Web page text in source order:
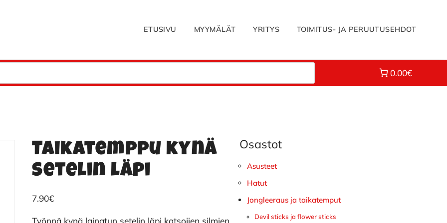
ETUSIVU MYYMÄLÄT YRITYS TOIMITUS- JA PERUUTUSEHDOT
0.00€
Taikatemppu kynä
setelin läpi
7.90€
Työnnä kynä lainatun setelin läpi katsojien silmien
Ensisijainen
sivupalkki
Osastot
Asusteet
Hatut
Jongleeraus ja taikatemput
Devil sticks ja flower sticks